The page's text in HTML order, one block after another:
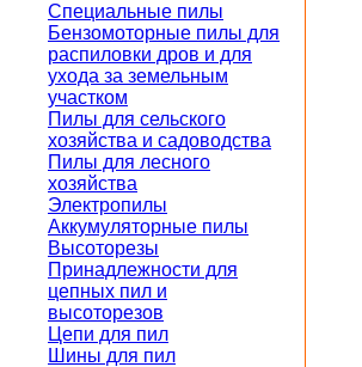
Специальные пилы
Бензомоторные пилы для
распиловки дров и для
ухода за земельным
участком
Пилы для сельского
хозяйства и садоводства
Пилы для лесного
хозяйства
Электропилы
Аккумуляторные пилы
Высоторезы
Принадлежности для
цепных пил и
высоторезов
Цепи для пил
Шины для пил